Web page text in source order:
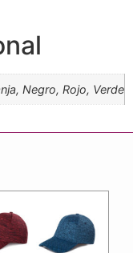
Negro, Rojo, Verde